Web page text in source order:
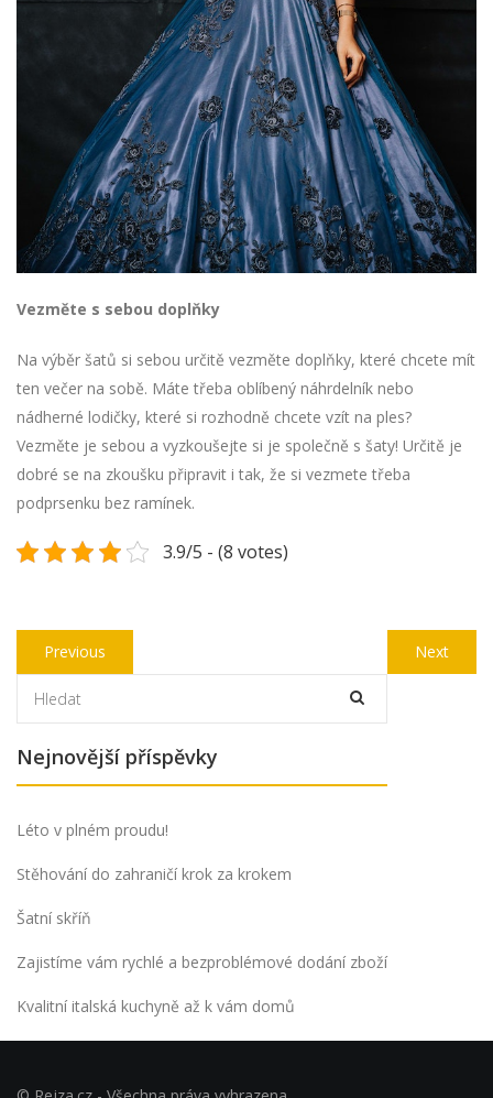
Vezměte s sebou doplňky
Na výběr šatů si sebou určitě vezměte doplňky, které chcete mít
ten večer na sobě. Máte třeba oblíbený náhrdelník nebo
nádherné lodičky, které si rozhodně chcete vzít na ples?
Vezměte je sebou a vyzkoušejte si je společně s šaty! Určitě je
dobré se na zkoušku připravit i tak, že si vezmete třeba
podprsenku bez ramínek.
3.9/5 - (8 votes)
Navigace
pro
příspěvek
Previous
post:
NextNext
post:
Nejnovější příspěvky
Léto v plném proudu!
Stěhování do zahraničí krok za krokem
Šatní skříň
Zajistíme vám rychlé a bezproblémové dodání zboží
Kvalitní italská kuchyně až k vám domů